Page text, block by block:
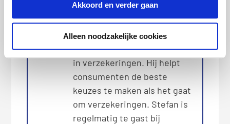
Akkoord en verder gaan
Alleen noodzakelijke cookies
is gecontroleerd door onze
verzekeringsexpert Stefan de
Gooijer. Stefan is met zijn
ervaring en kennis dé expert
in verzekeringen. Hij helpt
consumenten de beste
keuzes te maken als het gaat
om verzekeringen. Stefan is
regelmatig te gast bij